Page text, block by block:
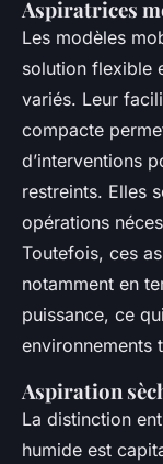
Aspiratrices
Les modèles
solution flexible
variés. Leur
compacte
d’interventions
restreints. Elles
opérations
Toutefois, ces
notamment en
puissance, ce
environnements
Aspiration
La distinction
humide est